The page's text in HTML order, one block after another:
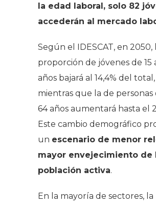
la edad laboral, solo 82
accederán al mercado
Según el IDESCAT, en 2050,
proporción de jóvenes de 15
años bajará al 14,4% del total,
mientras que la de personas
64 años aumentará hasta el
Este cambio demográfico
un escenario de menor
mayor envejecimiento de
población activa.
En la mayoría de sectores, la